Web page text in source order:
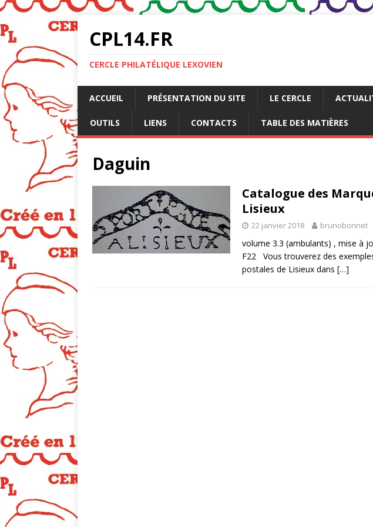
CPL14.FR
CERCLE PHILATÉLIQUE LEXOVIEN
ACCUEIL PRÉSENTATION DU SITE LE CERCLE
OUTILS LIENS CONTACTS TABLE DES MATIÈRES
Daguin
Catalogue des
Lisieux
22 janvier 2018 brunobonnet
volume 3.3 (ambulants) , mise à
F22 Vous trouverez des
postales de Lisieux dans […]